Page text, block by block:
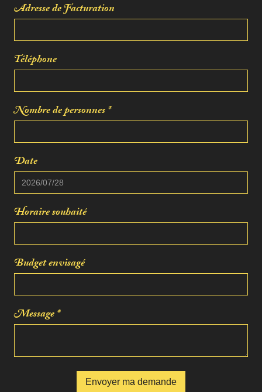
Adresse de Facturation
Téléphone
Nombre de personnes *
Date
Horaire souhaité
Budget envisagé
Message *